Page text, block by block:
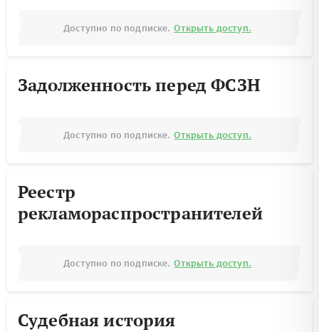
Доступно по подписке. Открыть доступ.
Задолженность перед ФСЗН
Доступно по подписке. Открыть доступ.
Реестр
рекламораспространителей
Доступно по подписке. Открыть доступ.
Судебная история